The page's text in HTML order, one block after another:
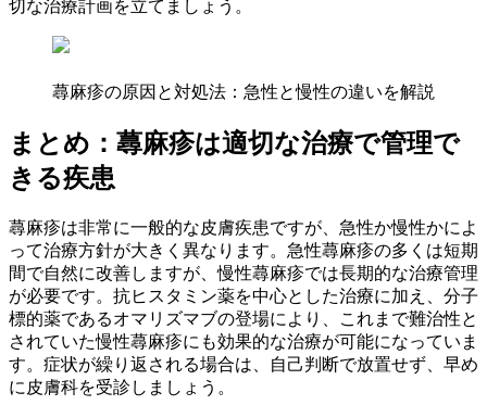
切な治療計画を立てましょう。
蕁麻疹の原因と対処法：急性と慢性の違いを解説
まとめ：蕁麻疹は適切な治療で管理で
きる疾患
蕁麻疹は非常に一般的な皮膚疾患ですが、急性か慢性かによ
って治療方針が大きく異なります。急性蕁麻疹の多くは短期
間で自然に改善しますが、慢性蕁麻疹では長期的な治療管理
が必要です。抗ヒスタミン薬を中心とした治療に加え、分子
標的薬であるオマリズマブの登場により、これまで難治性と
されていた慢性蕁麻疹にも効果的な治療が可能になっていま
す。症状が繰り返される場合は、自己判断で放置せず、早め
に皮膚科を受診しましょう。